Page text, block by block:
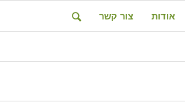
אודות צור קשר